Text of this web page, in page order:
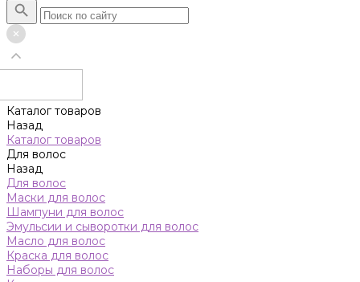
Каталог товаров
Назад
Каталог товаров
Для волос
Назад
Для волос
Маски для волос
Шампуни для волос
Эмульсии и сыворотки для волос
Масло для волос
Краска для волос
Наборы для волос